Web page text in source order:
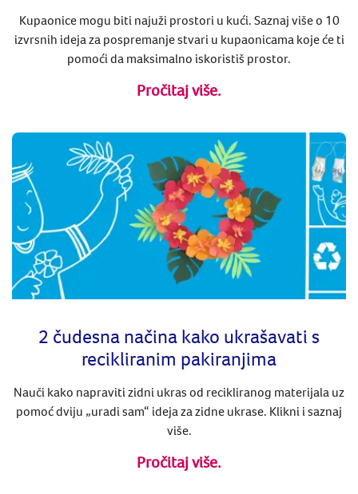
Kupaonice mogu biti najuži prostori u kući. Saznaj više o 10
izvrsnih ideja za pospremanje stvari u kupaonicama koje će ti
pomoći da maksimalno iskoristiš prostor.
Pročitaj više.
2 čudesna načina kako ukrašavati s
recikliranim pakiranjima
Nauči kako napraviti zidni ukras od recikliranog materijala uz
pomoć dviju „uradi sam“ ideja za zidne ukrase. Klikni i saznaj
više.
Pročitaj više.